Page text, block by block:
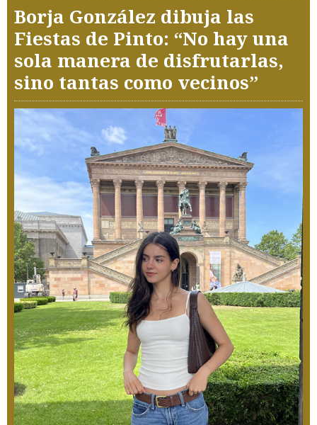
Borja González dibuja las
Fiestas de Pinto: “No hay una
sola manera de disfrutarlas,
sino tantas como vecinos”